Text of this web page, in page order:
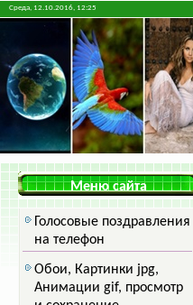
Среда, 12.10.2016, 12:25
Меню сайта
Голосовые поздравления
на телефон
Обои, Картинки jpg,
Анимации gif, просмотр